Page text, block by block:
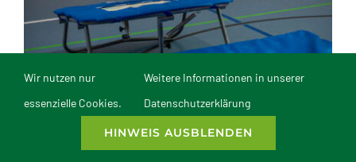
Wir nutzen nur
essenzielle Cookies.
Weitere Informationen in unserer
Datenschutzerklärung
HINWEIS AUSBLENDEN